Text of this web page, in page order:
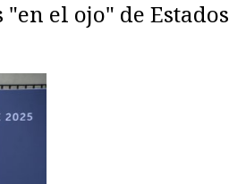
el ojo" de Estados